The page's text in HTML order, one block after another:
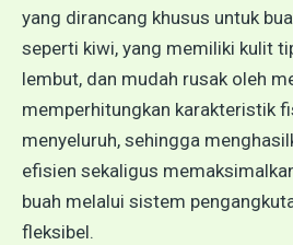
yang dirancang khusus untuk
seperti kiwi, yang memiliki kulit
lembut, dan mudah rusak oleh
memperhitungkan karakteristik
menyeluruh, sehingga
efisien sekaligus
buah melalui sistem
fleksibel.